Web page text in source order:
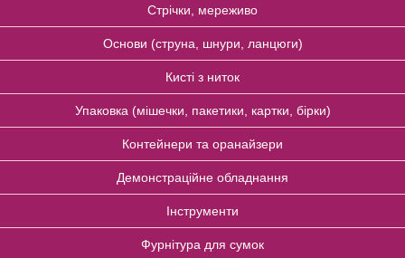
Стрічки, мереживо
Основи (струна, шнури, ланцюги)
Кисті з ниток
Упаковка (мішечки, пакетики, картки, бірки)
Контейнери та оранайзери
Демонстраційне обладнання
Інструменти
Фурнітура для сумок